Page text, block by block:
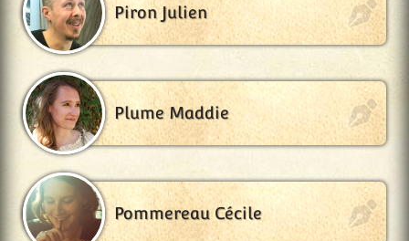
Piron Julien
Plume Maddie
Pommereau Cécile